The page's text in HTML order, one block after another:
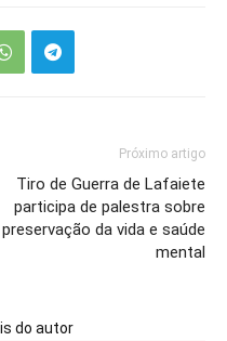
Próximo artigo
Tiro de Guerra de Lafaiete
participa de palestra sobre
preservação da vida e saúde
mental
do autor